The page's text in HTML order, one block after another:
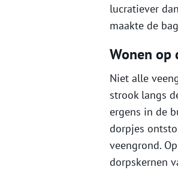
lucratiever
maakte de
Wonen op
Niet alle
strook langs
ergens in de
dorpjes
veengrond.
dorpskernen